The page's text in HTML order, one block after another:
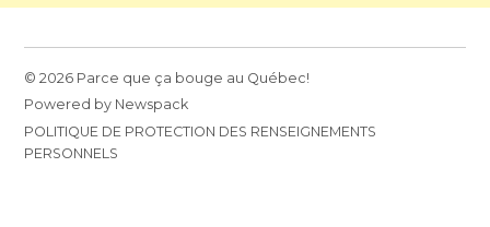
© 2026 Parce que ça bouge au Québec!
Powered by Newspack
POLITIQUE DE PROTECTION DES RENSEIGNEMENTS
PERSONNELS